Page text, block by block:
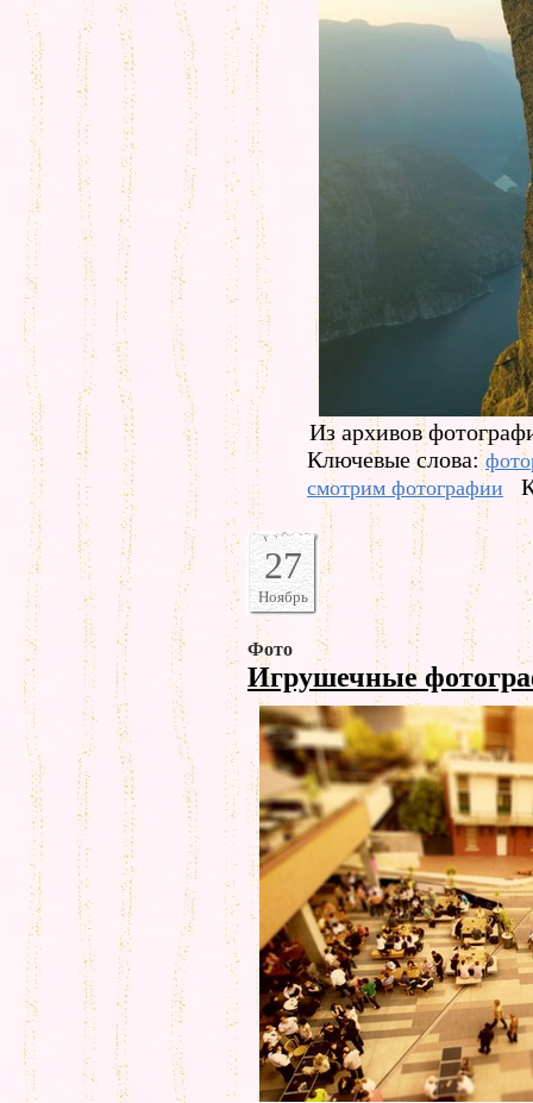
Из архивов
Ключевые слова:
смотрим фотографии
27
Ноябрь
Фото
Игрушечные